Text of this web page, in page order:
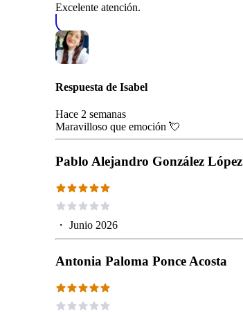
Excelente atención.
Respuesta de Isabel
Hace 2 semanas
Maravilloso que emoción 💘
Pablo Alejandro González López
・ Junio 2026
Antonia Paloma Ponce Acosta